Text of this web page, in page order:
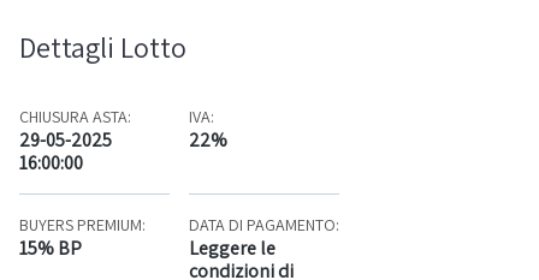
Dettagli Lotto
CHIUSURA ASTA:
29-05-2025
16:00:00
IVA:
22%
BUYERS PREMIUM:
15% BP
DATA DI PAGAMENTO:
Leggere le
condizioni di